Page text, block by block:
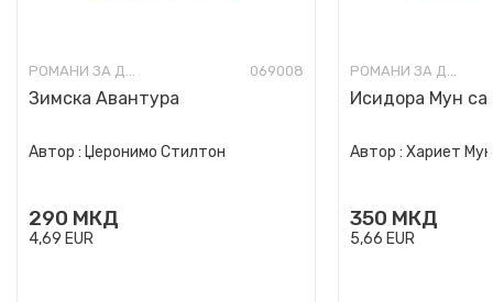
РОМАНИ ЗА ДЕЦА 069008
Зимска Авантура
Автор : Џеронимо Стилтон
290 МКД
4,69 EUR
РОМАНИ ЗА ДЕЦА
Исидора Мун
Автор : Хариет
350 МКД
5,66 EUR